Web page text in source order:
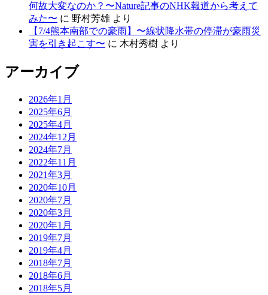
何故大変なのか？〜Nature記事のNHK報道から考えて
みた〜 に 野村芳雄 より
【7/4熊本南部での豪雨】〜線状降水帯の停滞が豪雨災
害を引き起こす〜 に 木村秀樹 より
アーカイブ
2026年1月
2025年6月
2025年4月
2024年12月
2024年7月
2022年11月
2021年3月
2020年10月
2020年7月
2020年3月
2020年1月
2019年7月
2019年4月
2018年7月
2018年6月
2018年5月